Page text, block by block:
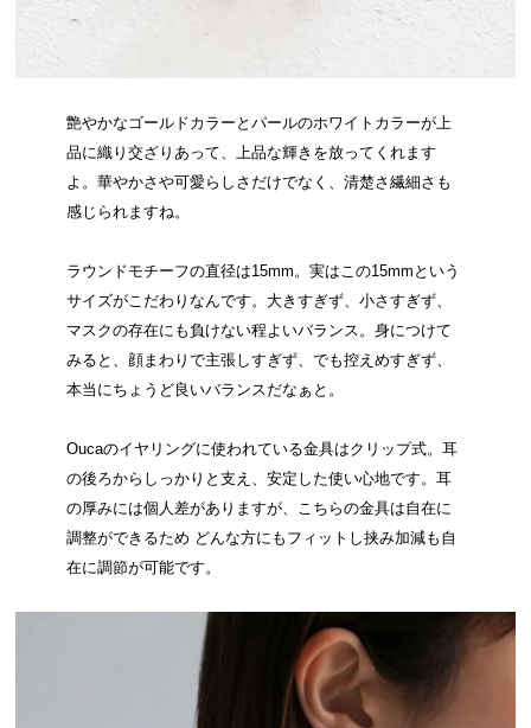
艶やかなゴールドカラーとパールのホワイトカラーが上
品に織り交ざりあって、上品な輝きを放ってくれます
よ。華やかさや可愛らしさだけでなく、清楚さ繊細さも
感じられますね。
ラウンドモチーフの直径は15mm。実はこの15mmという
サイズがこだわりなんです。大きすぎず、小さすぎず、
マスクの存在にも負けない程よいバランス。身につけて
みると、顔まわりで主張しすぎず、でも控えめすぎず、
本当にちょうど良いバランスだなぁと。
Oucaのイヤリングに使われている金具はクリップ式。耳
の後ろからしっかりと支え、安定した使い心地です。耳
の厚みには個人差がありますが、こちらの金具は自在に
調整ができるため どんな方にもフィットし挟み加減も自
在に調節が可能です。